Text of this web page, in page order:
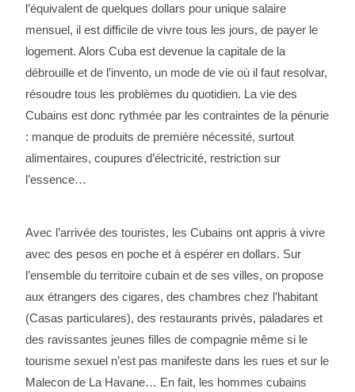
l’équivalent de quelques dollars pour unique salaire
mensuel, il est difficile de vivre tous les jours, de payer le
logement. Alors Cuba est devenue la capitale de la
débrouille et de l’invento, un mode de vie où il faut resolvar,
résoudre tous les problèmes du quotidien. La vie des
Cubains est donc rythmée par les contraintes de la pénurie
: manque de produits de première nécessité, surtout
alimentaires, coupures d’électricité, restriction sur
l’essence…
Avec l’arrivée des touristes, les Cubains ont appris à vivre
avec des pesos en poche et à espérer en dollars. Sur
l’ensemble du territoire cubain et de ses villes, on propose
aux étrangers des cigares, des chambres chez l’habitant
(Casas particulares), des restaurants privés, paladares et
des ravissantes jeunes filles de compagnie même si le
tourisme sexuel n’est pas manifeste dans les rues et sur le
Malecon de La Havane… En fait, les hommes cubains